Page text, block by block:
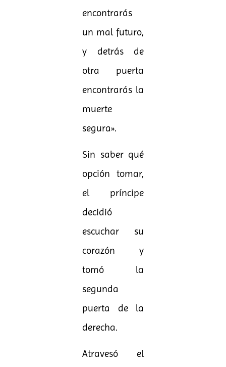
encontrarás
un mal futuro,
y detrás de
otra puerta
encontrarás la
muerte
segura».
Sin saber qué
opción tomar,
el príncipe
decidió
escuchar su
corazón y
tomó la
segunda
puerta de la
derecha.
Atravesó el